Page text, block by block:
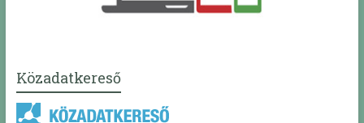
Közadatkereső